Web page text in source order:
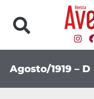
Agosto/1919 – D